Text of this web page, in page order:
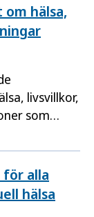
hälsa,
livsvillkor,
som
för alla
hälsa